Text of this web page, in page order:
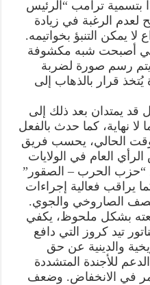
بتسمية ترامب “الرئيس
لعدم الرغبة في زيادة
يمكن التنبؤ بخواتيمه.
أصبحت شبه مكشوفة
يتم رسم صورة لضربة
قرار بالذهاب إلى
قد يمتدان بعد ذلك إلى
نهاية، كما حدث بالفعل
الحالي، يحسب فريق
العام في الولايات
“حزب الحرب – الصقور”
يراقب فعالية إجراءات
الصاروخي والجوي.
بشكل ملحوظ، يكفي
تيد كروز التي دافع
والدينية عن حق
للأجندة المتشددة
في الانخفاض. وضعف